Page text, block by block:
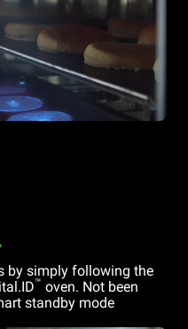
by simply following the
™ oven. Not been
standby mode